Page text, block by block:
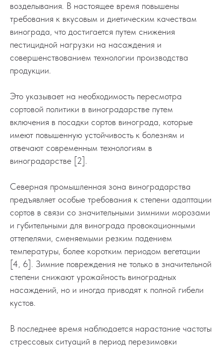
возделывания. В настоящее время повышены
требования к вкусовым и диетическим качествам
винограда, что достигается путем снижения
пестицидной нагрузки на насаждения и
совершенствованием технологии производства
продукции.
Это указывает на необходимость пересмотра
сортовой политики в виноградарстве путем
включения в посадки сортов винограда, которые
имеют повышенную устойчивость к болезням и
отвечают современным технологиям в
виноградарстве [2].
Северная промышленная зона виноградарства
предъявляет особые требования к степени адаптации
сортов в связи со значительными зимними морозами
и губительными для винограда провокационными
оттепелями, сменяемыми резким падением
температуры, более коротким периодом вегетации
[4, 6]. Зимние повреждения не только в значительной
степени снижают урожайность виноградных
насаждений, но и иногда приводят к полной гибели
кустов.
В последнее время наблюдается нарастание частоты
стрессовых ситуаций в период перезимовки